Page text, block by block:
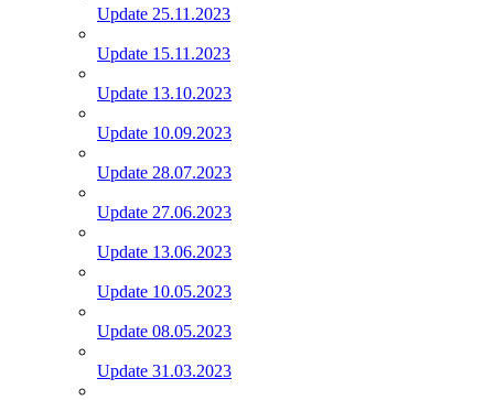
Update 25.11.2023
Update 15.11.2023
Update 13.10.2023
Update 10.09.2023
Update 28.07.2023
Update 27.06.2023
Update 13.06.2023
Update 10.05.2023
Update 08.05.2023
Update 31.03.2023